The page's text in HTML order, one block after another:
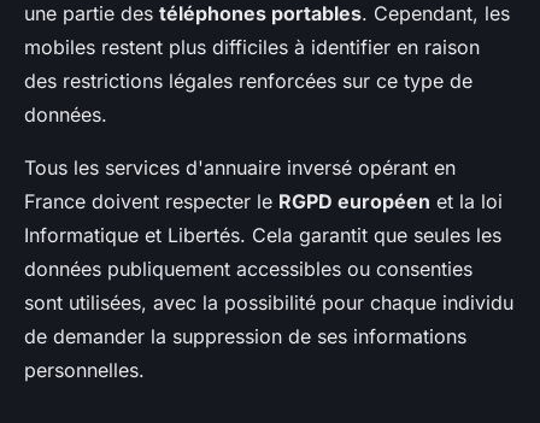
une partie des téléphones portables. Cependant, les
mobiles restent plus difficiles à identifier en raison
des restrictions légales renforcées sur ce type de
données.
Tous les services d'annuaire inversé opérant en
France doivent respecter le RGPD européen et la loi
Informatique et Libertés. Cela garantit que seules les
données publiquement accessibles ou consenties
sont utilisées, avec la possibilité pour chaque individu
de demander la suppression de ses informations
personnelles.